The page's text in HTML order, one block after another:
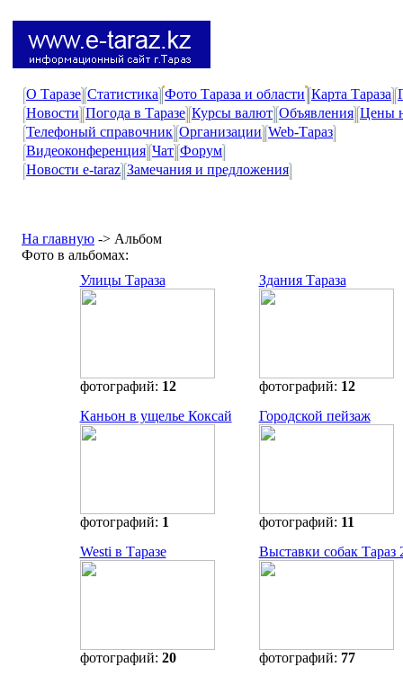
О Таразе Статистика Фото Тараза и области Карта Тараза
Новости Погода в Таразе Курсы валют Объявления Цены
Телефоный справочник Организации Web-Тараз
Видеоконференция Чат Форум
Новости e-taraz Замечания и предложения
На главную -> Альбом
Фото в альбомах:
Улицы Тараза
фотографий: 12
Здания Тараза
фотографий: 12
Каньон в ущелье Коксай
фотографий: 1
Городской пейзаж
фотографий: 11
Westi в Таразе
фотографий: 20
Выставки собак Тараз
фотографий: 77